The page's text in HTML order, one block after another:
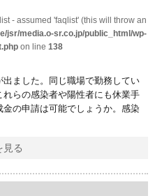
- assumed 'faqlist' (this will throw an
jsr/media.o-sr.co.jp/public_html/wp-
on line 138
ました。同じ職場で勤務してい
らの感染者や陽性者にも休業手
の申請は可能でしょうか。感染
見る